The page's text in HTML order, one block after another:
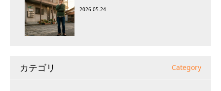
2026.05.24
カテゴリ Category